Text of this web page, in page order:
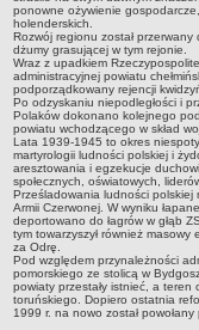
Oświadczenia
Skład Rady Powiatu
Komisje Rady
Zarząd Powiatu
Jednostki
Inspekcje, Służby,
WYBORY SAMORZĄDOWE
WYBORY SAMORZĄDOWE
SPRAWY DO ZAŁATWIENIA
Wydział Komunikacji
Wydział Geodezji,
ponowne ożywienie
holenderskich.
Rozwój regionu został
dżumy grasującej w tym rejonie.
Wraz z upadkiem
administracyjnej powiatu
podporządkowany rejencji
Po odzyskaniu niepodległości i
Polaków dokonano kolejnego
powiatu wchodzącego w skład
Lata 1939-1945 to okres
martyrologii ludności polskiej i
aresztowania i egzekucje
społecznych, oświatowych,
Prześladowania ludności polskiej
Armii Czerwonej. W wyniku
deportowano do łagrów w głąb
tym towarzyszył również
za Odrę.
Pod względem przynależności
pomorskiego ze stolicą w
powiaty przestały istnieć, a teren
toruńskiego. Dopiero ostatnia
1999 r. na nowo został powołany